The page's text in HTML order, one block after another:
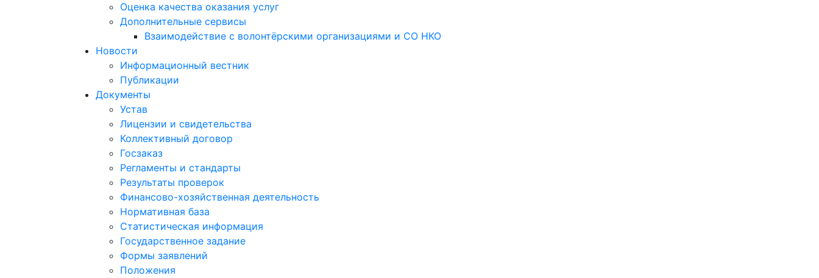
Оценка качества оказания услуг
Дополнительные сервисы
Взаимодействие с волонтёрскими организациями и СО НКО
Новости
Информационный вестник
Публикации
Документы
Устав
Лицензии и свидетельства
Коллективный договор
Госзаказ
Регламенты и стандарты
Результаты проверок
Финансово-хозяйственная деятельность
Нормативная база
Статистическая информация
Государственное задание
Формы заявлений
Положения